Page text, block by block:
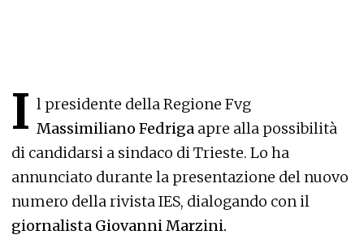
I l presidente della Regione Fvg
Massimiliano Fedriga apre alla possibilità
di candidarsi a sindaco di Trieste. Lo ha
annunciato durante la presentazione del nuovo
numero della rivista IES, dialogando con il
giornalista Giovanni Marzini.